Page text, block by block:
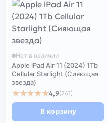
Нет в наличии
Apple iPad Air 11 (2024) 1Tb
Cellular Starlight (Сияющая
звезда)
★★★★★4,9(241)
В корзину